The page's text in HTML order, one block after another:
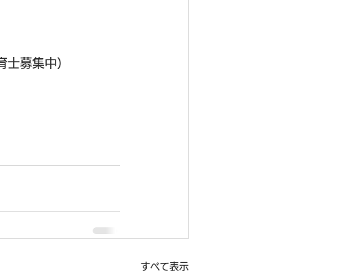
募集中）
すべて表示